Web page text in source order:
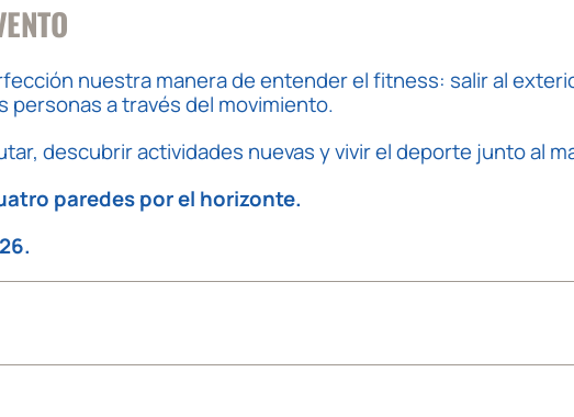
nuestra manera de entender el fitness: salir al
personas a través del movimiento.
descubrir actividades nuevas y vivir el deporte junto al
paredes por el horizonte.